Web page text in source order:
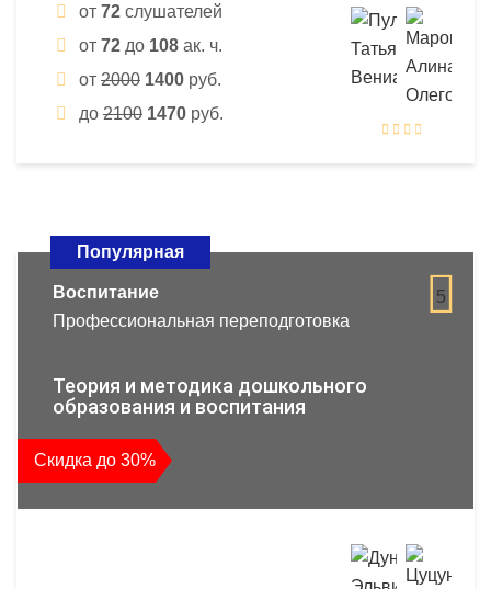
от 72 слушателей
от 72 до 108 ак. ч.
от 2000 1400 руб.
до 2100 1470 руб.
Популярная
5
Воспитание
Профессиональная переподготовка
Теория и методика дошкольного
образования и воспитания
Скидка до 30%